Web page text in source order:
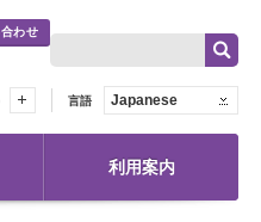
わせ
言語 Japanese
利用案内